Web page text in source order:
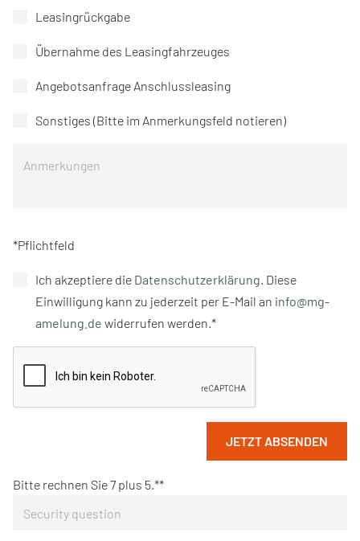
Leasingrückgabe
Übernahme des Leasingfahrzeuges
Angebotsanfrage Anschlussleasing
Sonstiges (Bitte im Anmerkungsfeld notieren)
*Pflichtfeld
Ich akzeptiere die Datenschutzerklärung. Diese
Einwilligung kann zu jederzeit per E-Mail an info@mg-
amelung.de widerrufen werden.*
JETZT ABSENDEN
Bitte rechnen Sie 7 plus 5.*